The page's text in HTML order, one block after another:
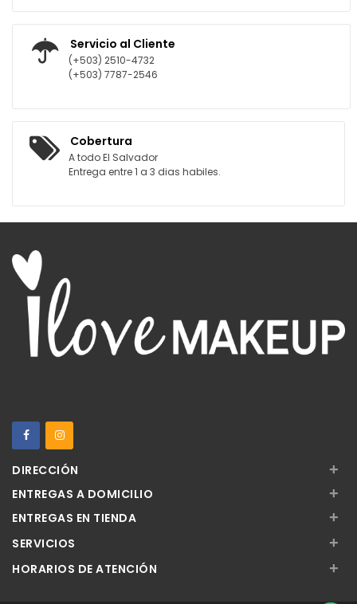
Servicio al Cliente
(+503) 2510-4732
(+503) 7787-2546
Cobertura
A todo El Salvador
Entrega entre 1 a 3 dias habiles.
DIRECCIÓN +
ENTREGAS A DOMICILIO +
ENTREGAS EN TIENDA +
SERVICIOS +
HORARIOS DE ATENCIÓN +